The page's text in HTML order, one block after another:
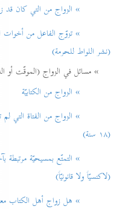
» الزواج من التي كان قد
» تزوّج الفاعل من أخوات
(نشر اللواط للحرمة)
» مسائل في الزواج (الموقّت أو
» الزواج من الكتابيّة
» الزواج من الفتاة التي لم
(۱۸ سنة)
» التمتّع بمسيحيّة مرتبطة
(لاكنسيّاً ولا قانونيّاً)
» هل زواج أهل الكتاب معتدّ